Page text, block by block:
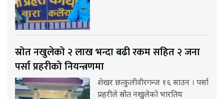
स्रोत नखुलेको २ लाख भन्दा बढी रकम सहित २ जना
पर्सा प्रहरीको नियन्त्रणमा
शेखर छत्कुलीवीरगन्ज १६ साउन । पर्सा
प्रहरीले स्रोत नखुलेको भारतिय